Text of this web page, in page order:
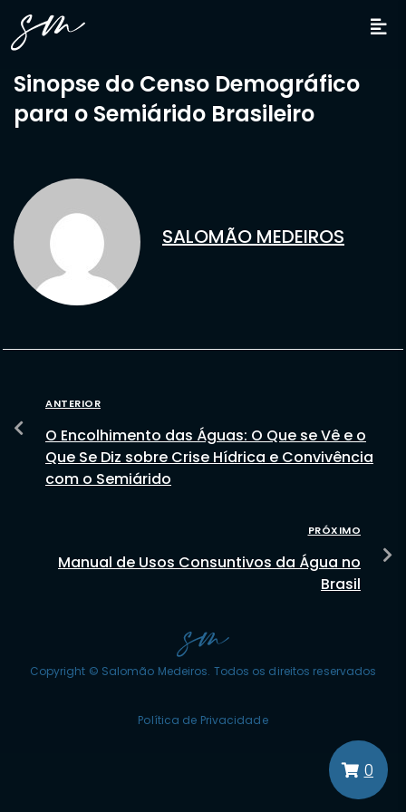
Sinopse do Censo Demográfico
para o Semiárido Brasileiro
SALOMÃO MEDEIROS
ANTERIOR
O Encolhimento das Águas: O Que se Vê e o
Que Se Diz sobre Crise Hídrica e Convivência
com o Semiárido
PRÓXIMO
Manual de Usos Consuntivos da Água no
Brasil
Copyright © Salomão Medeiros. Todos os direitos reservados
Política de Privacidade
0